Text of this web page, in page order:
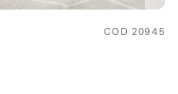
COD 20945